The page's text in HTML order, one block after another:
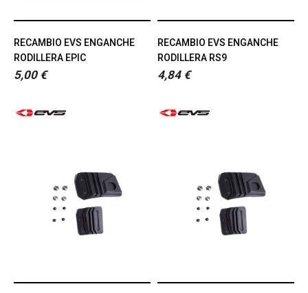
RECAMBIO EVS ENGANCHE
RODILLERA EPIC
5,00 €
RECAMBIO EVS ENGANCHE
RODILLERA RS9
4,84 €